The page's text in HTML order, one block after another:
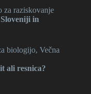
za raziskovanje
in
biologijo, Večna
ali resnica?